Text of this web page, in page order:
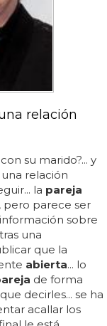
relación
con su marido?... y
relación
la pareja
pero parece ser
sobre
una
que la
abierta... lo
de forma
decirles... se ha
acallar los